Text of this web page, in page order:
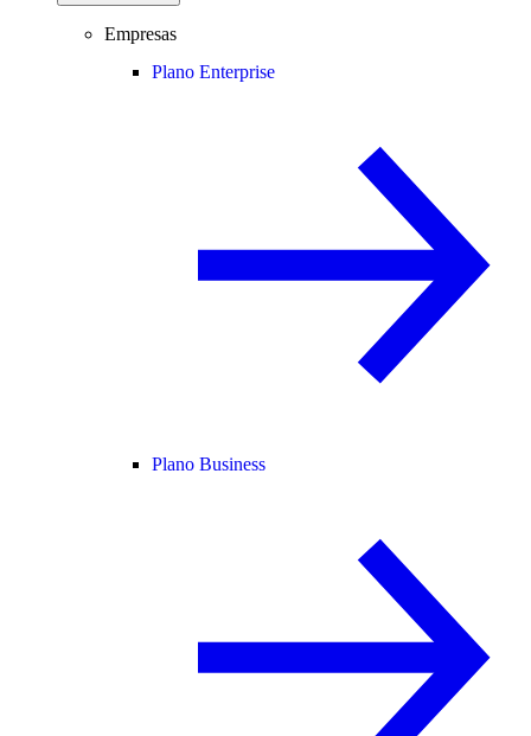
Empresas
Plano Enterprise
Plano Business